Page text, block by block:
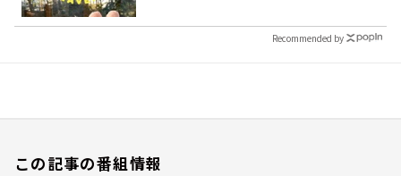
Recommended by
この記事の番組情報